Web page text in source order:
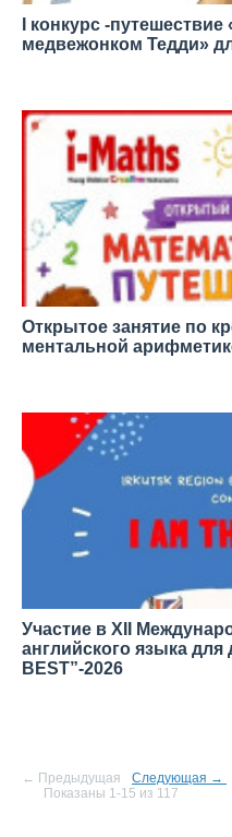
I конкурс -
медвежонком Тедди»
Открытое занятие по
ментальной
Участие в XII
английского языка для
BEST”-2026
← Предыдущая Следующая →
Показаны 1-15 из 117